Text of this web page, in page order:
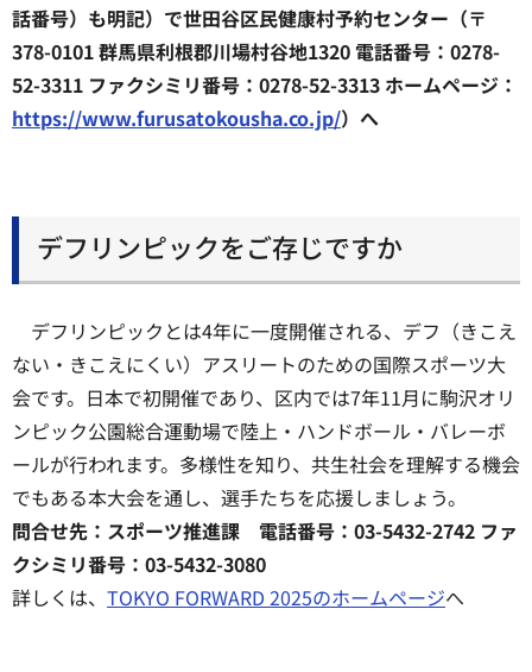
話番号）も明記）で世田谷区民健康村予約センター（〒
378-0101 群馬県利根郡川場村谷地1320 電話番号：0278-
52-3311 ファクシミリ番号：0278-52-3313 ホームページ：
https://www.furusatokousha.co.jp/）へ
デフリンピックをご存じですか
デフリンピックとは4年に一度開催される、デフ（きこえ
ない・きこえにくい）アスリートのための国際スポーツ大
会です。日本で初開催であり、区内では7年11月に駒沢オリ
ンピック公園総合運動場で陸上・ハンドボール・バレーボ
ールが行われます。多様性を知り、共生社会を理解する機会
でもある本大会を通し、選手たちを応援しましょう。
問合せ先：スポーツ推進課 電話番号：03-5432-2742 ファ
クシミリ番号：03-5432-3080
詳しくは、 TOKYO FORWARD 2025のホームページへ